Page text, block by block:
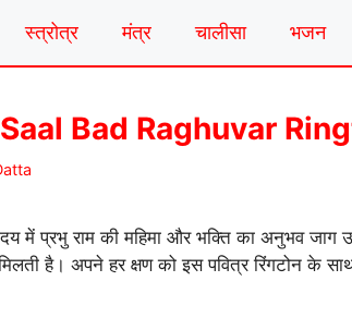
स्त्रोत्र मंत्र चालीसा भजन
Saal Bad Raghuvar
में प्रभु राम की महिमा और भक्ति का अनुभव जाग
है। अपने हर क्षण को इस पवित्र रिंगटोन के